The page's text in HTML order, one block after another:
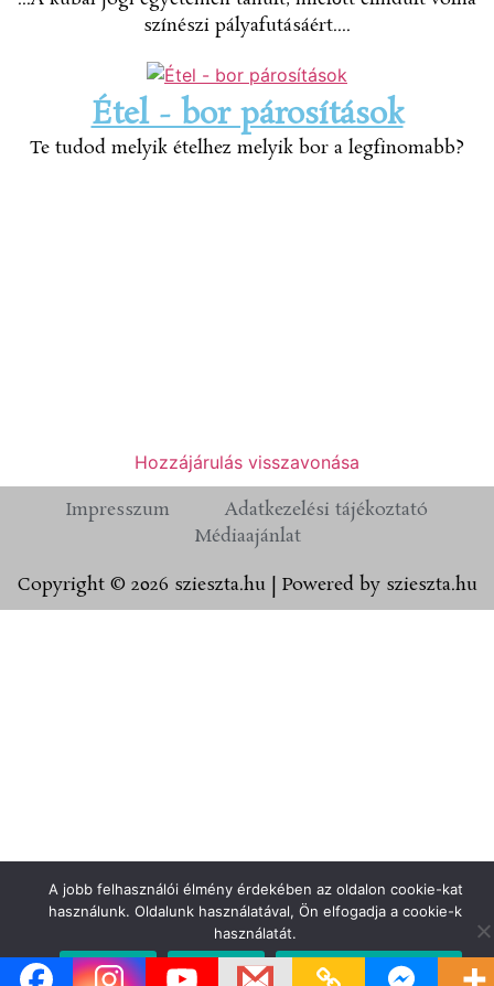
színészi pályafutásáért....
Étel - bor párosítások
Te tudod melyik ételhez melyik bor a legfinomabb?
Hozzájárulás visszavonása
Impresszum
Adatkezelési tájékoztató
Médiaajánlat
Copyright © 2026 szieszta.hu | Powered by szieszta.hu
A jobb felhasználói élmény érdekében az oldalon cookie-kat
használunk. Oldalunk használatával, Ön elfogadja a cookie-k
használatát.
Elfogadom
Elutasítom Adatvédelmi irányelvek